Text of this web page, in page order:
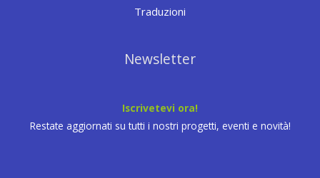
Traduzioni
Newsletter
Iscrivetevi ora!
Restate aggiornati su tutti i nostri progetti, eventi e novità!